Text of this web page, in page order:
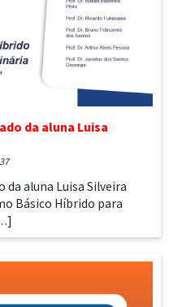
da aluna Luisa
da aluna Luisa Silveira
Básico Híbrido para